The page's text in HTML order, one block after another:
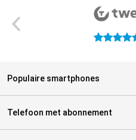
4.5 sterren
Populaire smartphones
Telefoon met abonnement